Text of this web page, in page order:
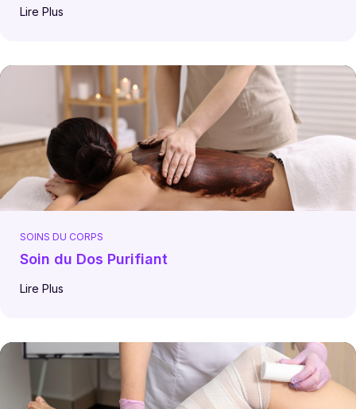
Lire Plus
SOINS DU CORPS
Soin du Dos Purifiant
Lire Plus